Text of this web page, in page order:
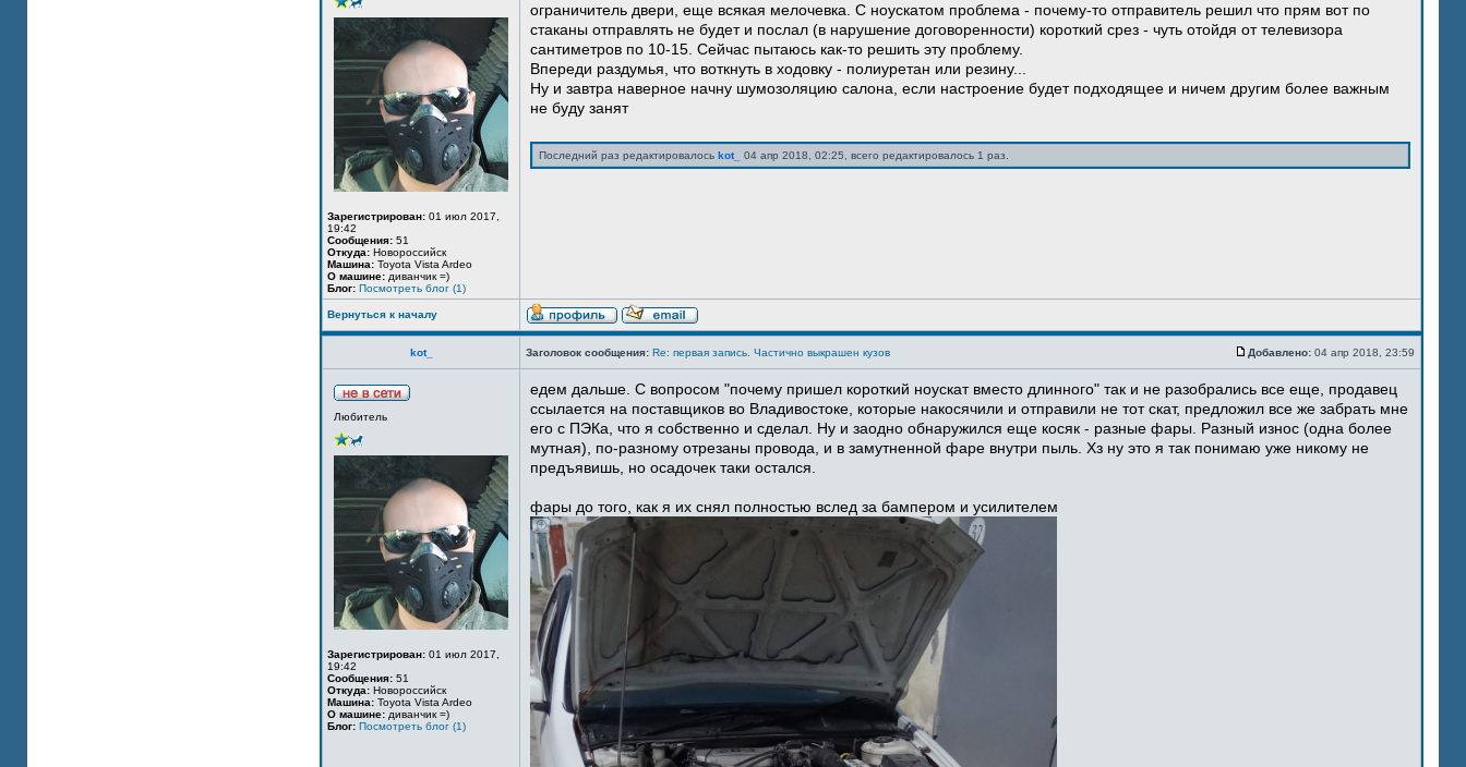
Зарегистрирован: 01 июл 2017,
19:42
Сообщения: 51
Откуда: Новороссийск
Машина: Toyota Vista Ardeo
О машине: диванчик =)
Блог: Посмотреть блог (1)
ограничитель двери, еще всякая мелочевка. С ноускатом проблема - почему-то отправитель решил что прям вот по
стаканы отправлять не будет и послал (в нарушение договоренности) короткий срез - чуть отойдя от телевизора
сантиметров по 10-15. Сейчас пытаюсь как-то решить эту проблему.
Впереди раздумья, что воткнуть в ходовку - полиуретан или резину...
Ну и завтра наверное начну шумозоляцию салона, если настроение будет подходящее и ничем другим более важным
не буду занят
Последний раз редактировалось kot_ 04 апр 2018, 02:25, всего редактировалось 1 раз.
Вернуться к началу
kot_ Заголовок сообщения: Re: первая запись. Частично выкрашен кузов Добавлено: 04 апр 2018, 23:59
Любитель
Зарегистрирован: 01 июл 2017,
19:42
Сообщения: 51
Откуда: Новороссийск
Машина: Toyota Vista Ardeo
О машине: диванчик =)
Блог: Посмотреть блог (1)
едем дальше. С вопросом "почему пришел короткий ноускат вместо длинного" так и не разобрались все еще, продавец
ссылается на поставщиков во Владивостоке, которые накосячили и отправили не тот скат, предложил все же забрать мне
его с ПЭКа, что я собственно и сделал. Ну и заодно обнаружился еще косяк - разные фары. Разный износ (одна более
мутная), по-разному отрезаны провода, и в замутненной фаре внутри пыль. Хз ну это я так понимаю уже никому не
предъявишь, но осадочек таки остался.
фары до того, как я их снял полностью вслед за бампером и усилителем